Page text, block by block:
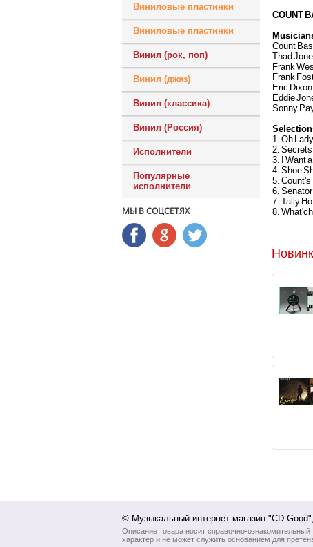
Виниловые пластинки
Виниловые пластинки
Винил (рок, поп)
Винил (джаз)
Винил (классика)
Винил (Россия)
Исполнители
Популярные
исполнители
МЫ В СОЦСЕТЯХ
COUNT
Count
Thad
Frank
Frank
Eric
Eddie
Sonny
1. Oh
2. Secrets
3. I Want
4. Shoe
5. Count's
6.
7. Tally
8.
© Музыкальный интернет-магазин "CD
Описание товара носит справочно-ознакомительный
характер и не может служить основанием для